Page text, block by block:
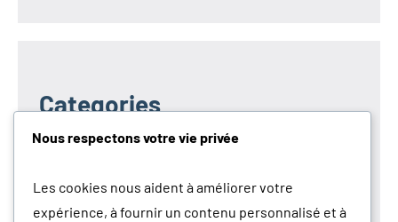
Categories
Bars & Speakeasy
Événements
Nous respectons votre vie privée
Les cookies nous aident à améliorer votre
expérience, à fournir un contenu personnalisé et à